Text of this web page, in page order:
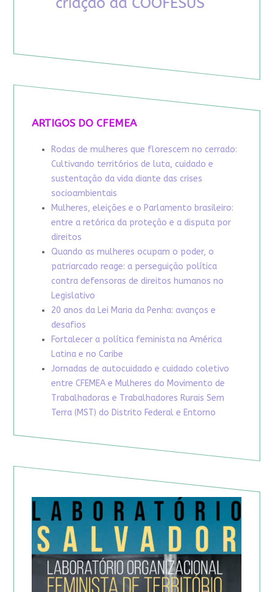
ARTIGOS DO CFEMEA
Rodas de mulheres que florescem no cerrado:
Cultivando territórios de luta, cuidado e
sustentação da vida diante das crises
socioambientais
Mulheres, eleições e o Parlamento brasileiro:
entre a retórica da proteção e a disputa por
direitos
Quando as mulheres ocupam o poder, o
patriarcado reage: a perseguição política
contra defensoras de direitos humanos no
Legislativo
20 anos da Lei Maria da Penha: avanços e
desafios
Fortalecer a política feminista na América
Latina e no Caribe
Jornadas de autocuidado e cuidado coletivo
entre CFEMEA e Mulheres do Movimento de
Trabalhadoras e Trabalhadores Rurais Sem
Terra (MST) do Distrito Federal e Entorno